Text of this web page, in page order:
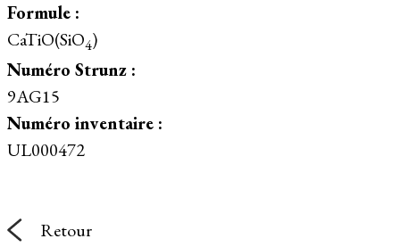
Formule :
CaTiO(SiO4)
Numéro Strunz :
9AG15
Numéro inventaire :
UL000472
Retour